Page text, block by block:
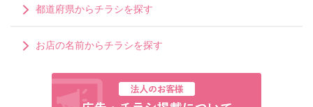
都道府県からチラシを探す
お店の名前からチラシを探す